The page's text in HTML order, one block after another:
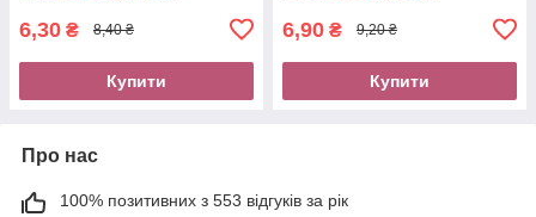
6,30 ₴ 8,40 ₴
Купити
6,90 ₴ 9,20 ₴
Купити
Про нас
100% позитивних з 553 відгуків за рік